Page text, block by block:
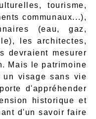
tourisme,
communaux...),
(eau, gaz,
les architectes,
devraient mesurer
Mais le patrimoine
un visage sans vie
d'appréhender
historique et
d'un savoir faire